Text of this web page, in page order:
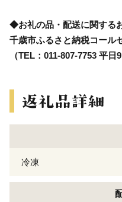
◆お礼の品・配送に関する
千歳市ふるさと納税コー
（TEL：011-807-7753 平日
冷凍